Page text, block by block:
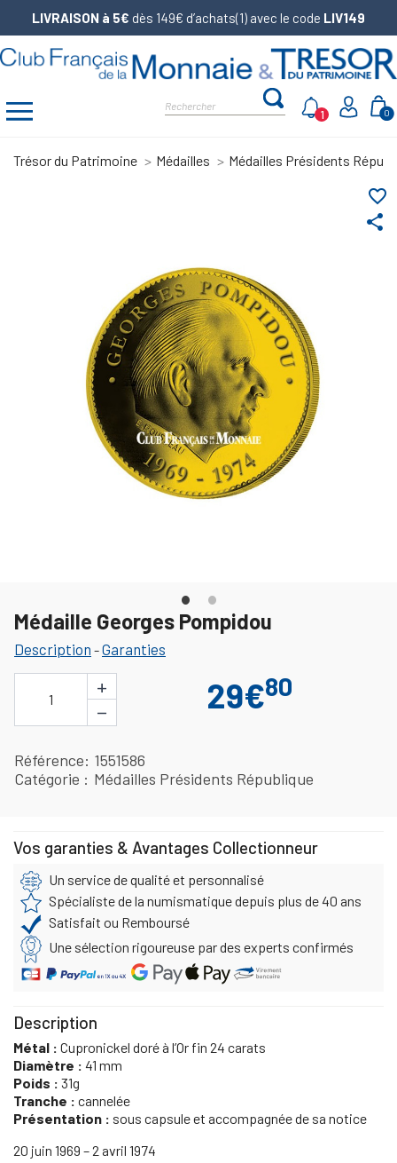
LIVRAISON à 5€ dès 149€ d’achats(1) avec le code LIV149
0
1
Trésor du Patrimoine Médailles Médailles Présidents
share
favorite_border
Médaille Georges Pompidou
Description -Garanties
1
+
−
29€80
Référence 1551586
Catégorie
Médailles Présidents République
Vos garanties & Avantages Collectionneur
Un service de qualité et personnalisé
Spécialiste de la numismatique depuis plus de 40 ans
Satisfait ou Remboursé
Une sélection rigoureuse par des experts confirmés
Description
Métal : Cupronickel doré à l’Or fin 24 carats
Diamètre : 41 mm
Poids : 31g
Tranche : cannelée
Présentation : sous capsule et accompagnée de sa notice
20 juin 1969 – 2 avril 1974